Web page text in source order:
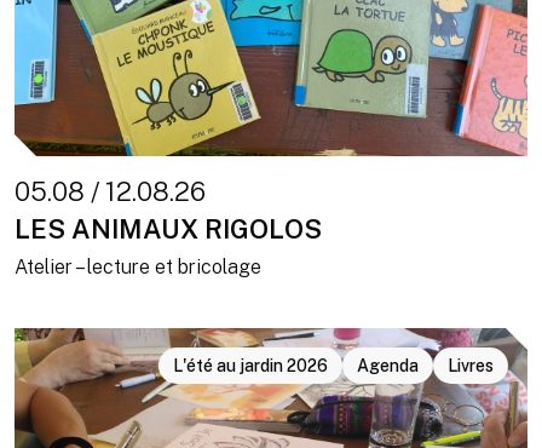
05.08 / 12.08.26
LES ANIMAUX RIGOLOS
Atelier – lecture et bricolage
L'été au jardin 2026 Agenda Livres